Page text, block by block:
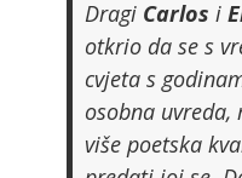
Dragi Carlos i
otkrio da se s
cvjeta s
osobna
više poetska